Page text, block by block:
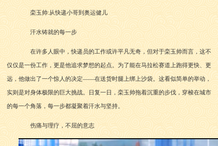
栾玉帅:从快递小哥到奥运健儿
汗水铸就的每一步
在许多人眼中，快递员的工作或许平凡无奇，但对于栾玉帅而言，这不
仅仅是一份工作，更是他追求梦想的起点。为了能在马拉松赛道上跑得更快、更
远，他做出了一个惊人的决定——在送货时腿上绑上沙袋。这看似简单的举动，
实则是对身体极限的巨大挑战。日复一日，栾玉帅拖着沉重的步伐，穿梭在城市
的每一个角落，每一步都凝聚着汗水与坚持。
伤痛与理疗，不屈的意志